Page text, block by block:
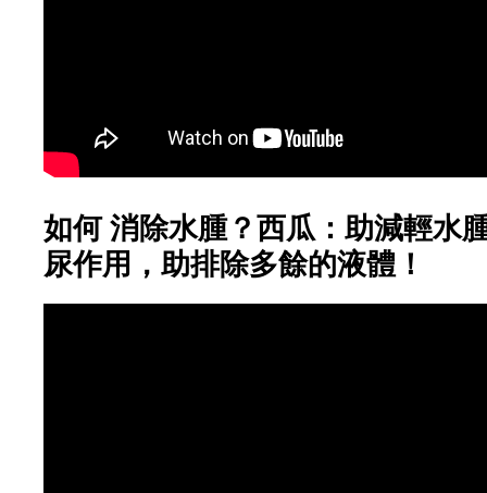
如何 消除水腫？西瓜：助減輕水
尿作用，助排除多餘的液體！